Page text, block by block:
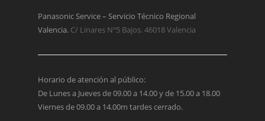
Panasonic Service – Servicio Técnico Regional
Valencia. C/ Linares Nº5 Bajos. 46018 Valencia
Horario de atención al público:
De Lunes a Jueves de 09.00 a 14.00 y de 15.00 a 18.00
Viernes de 09.00 a 14.00m tardes cerrado.